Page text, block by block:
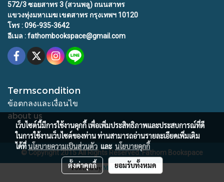
572/3 ซอยสาทร 3 (สวนพลู) ถนนสาทร
แขวงทุ่งมหาเมฆ เขตสาทร กรุงเทพฯ 10120
โทร : 096-935-3642
อีเมล : fathombookspace@gmail.com
Termscondition
ข้อตกลงและเงื่อนไข
about us
© Copyright 2015 All Rights Reserved. Fathom Bookspace
Powered by MakeWebEasy.com
เว็บไซต์นี้มีการใช้งานคุกกี้ เพื่อเพิ่มประสิทธิภาพและประสบการณ์ที่ดี
ในการใช้งานเว็บไซต์ของท่าน ท่านสามารถอ่านรายละเอียดเพิ่มเติม
ได้ที่นโยบายความเป็นส่วนตัว และ นโยบายคุกกี้
ตั้งค่าคุกกี้ ยอมรับทั้งหมด